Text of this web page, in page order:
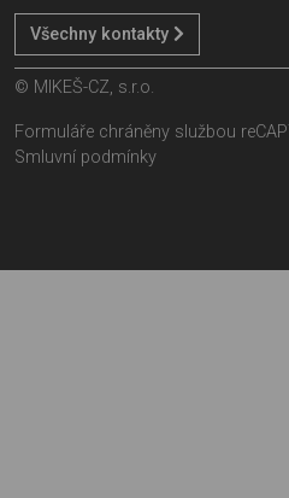
Všechny kontakty
© MIKEŠ-CZ, s.r.o.
Formuláře chráněny službou
Smluvní podmínky